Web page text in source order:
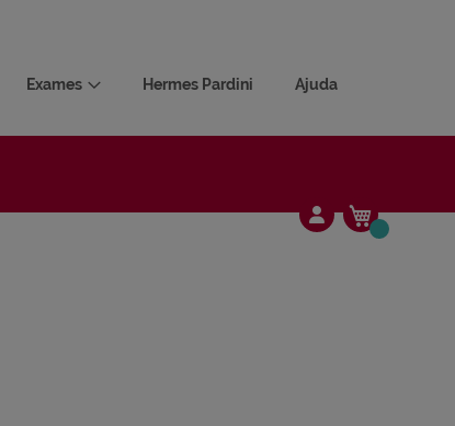
Exames Hermes Pardini Ajuda
Alterar